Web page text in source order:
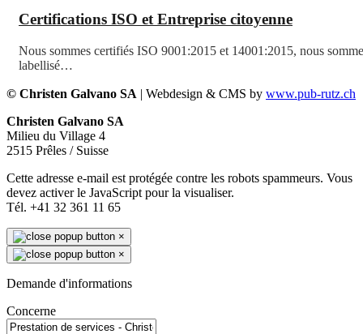
Certifications ISO et Entreprise citoyenne
Nous sommes certifiés ISO 9001:2015 et 14001:2015, nous
labellisé…
© Christen Galvano SA | Webdesign & CMS by www.pub-rutz.ch
Christen Galvano SA
Milieu du Village 4
2515 Prêles / Suisse
Cette adresse e-mail est protégée contre les robots spammeurs. Vous
devez activer le JavaScript pour la visualiser.
Tél. +41 32 361 11 65
×
×
Demande d'informations
Concerne